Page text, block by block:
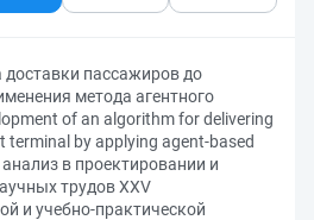
пассажиров до
метода агентного
of an algorithm for delivering
terminal by applying agent-based
в проектировании и
трудов XXV
и учебно-практической